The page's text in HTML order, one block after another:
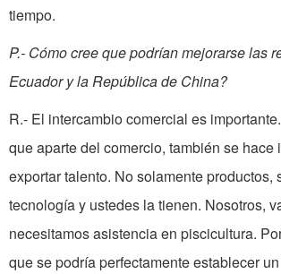
tiempo.
P.- Cómo cree que podrían mejorarse las
Ecuador y la República de China?
R.- El intercambio comercial es
que aparte del comercio, también se hace
exportar talento. No solamente productos,
tecnología y ustedes la tienen. Nosotros,
necesitamos asistencia en piscicultura.
que se podría perfectamente establecer